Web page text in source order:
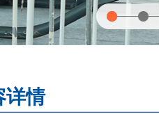
详情